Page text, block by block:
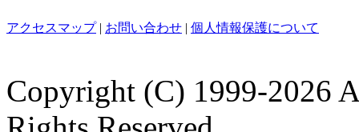
アクセスマップ| お問い合わせ | 個人情報保護について
Copyright (C) 1999-2026